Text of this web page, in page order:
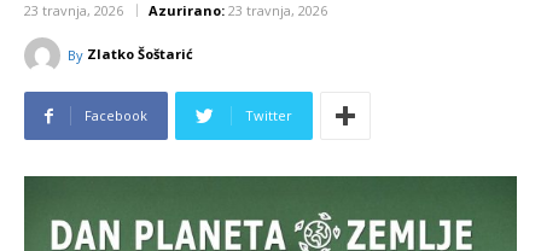
23 travnja, 2026 Azurirano: 23 travnja, 2026
By Zlatko Šoštarić
Facebook Twitter